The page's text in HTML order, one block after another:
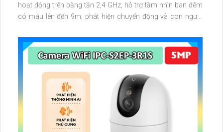
hoạt động trên băng tần 2,4 GHz, hỗ trợ tầm nhìn ban đêm
có màu lên đến 9m, phát hiện chuyển động và con người
512GB